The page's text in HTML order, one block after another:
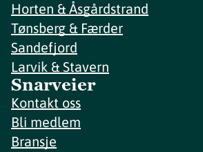
Horten & Åsgårdstrand
Tønsberg & Færder
Sandefjord
Larvik & Stavern
Snarveier
Kontakt oss
Bli medlem
Bransje